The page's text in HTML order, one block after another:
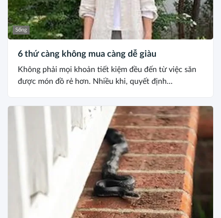
Sống
6 thứ càng không mua càng dễ giàu
Không phải mọi khoản tiết kiệm đều đến từ việc săn
được món đồ rẻ hơn. Nhiều khi, quyết định...